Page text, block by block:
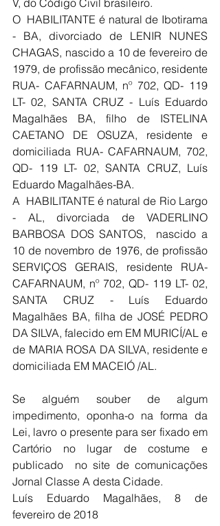
V, do Código Civil brasileiro.
O  HABILITANTE é natural de Ibotirama
- BA, divorciado de LENIR NUNES
CHAGAS, nascido a 10 de fevereiro de
1979, de profissão mecânico, residente
RUA- CAFARNAUM, nº 702, QD- 119
LT- 02, SANTA CRUZ - Luís Eduardo
Magalhães BA, filho de ISTELINA
CAETANO DE OSUZA, residente e
domiciliada RUA- CAFARNAUM, 702,
QD- 119 LT- 02, SANTA CRUZ, Luís
Eduardo Magalhães-BA.
A  HABILITANTE é natural de Rio Largo
- AL, divorciada de VADERLINO
BARBOSA DOS SANTOS,  nascido a
10 de novembro de 1976, de profissão
SERVIÇOS GERAIS, residente RUA-
CAFARNAUM, nº 702, QD- 119 LT- 02,
SANTA CRUZ - Luís Eduardo
Magalhães BA, filha de JOSÉ PEDRO
DA SILVA, falecido em EM MURICÍ/AL e
de MARIA ROSA DA SILVA, residente e
domiciliada EM MACEIÓ /AL.
Se alguém souber de algum
impedimento, oponha-o na forma da
Lei, lavro o presente para ser fixado em
Cartório no lugar de costume e
publicado  no site de comunicações
Jornal Classe A desta Cidade.
Luís Eduardo Magalhães, 8 de
fevereiro de 2018